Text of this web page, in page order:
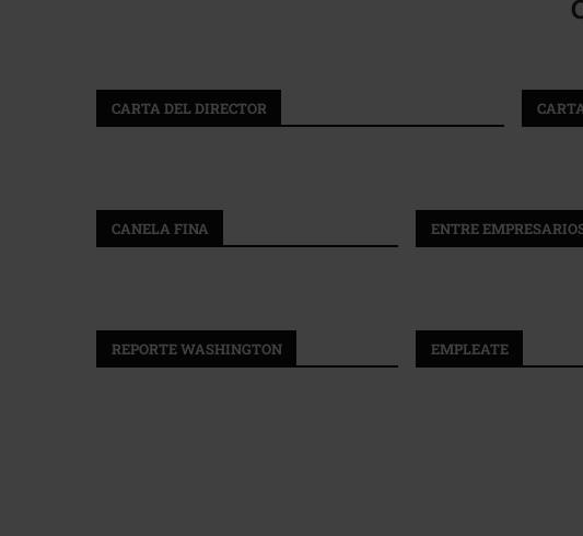
CARTA DEL DIRECTOR
CANELA FINA ENTRE
REPORTE WASHINGTON EMPLEATE